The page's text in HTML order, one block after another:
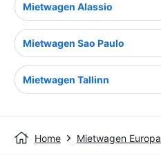
Mietwagen Alassio
Mietwagen Sao Paulo
Mietwagen Tallinn
Home Mietwagen Europa